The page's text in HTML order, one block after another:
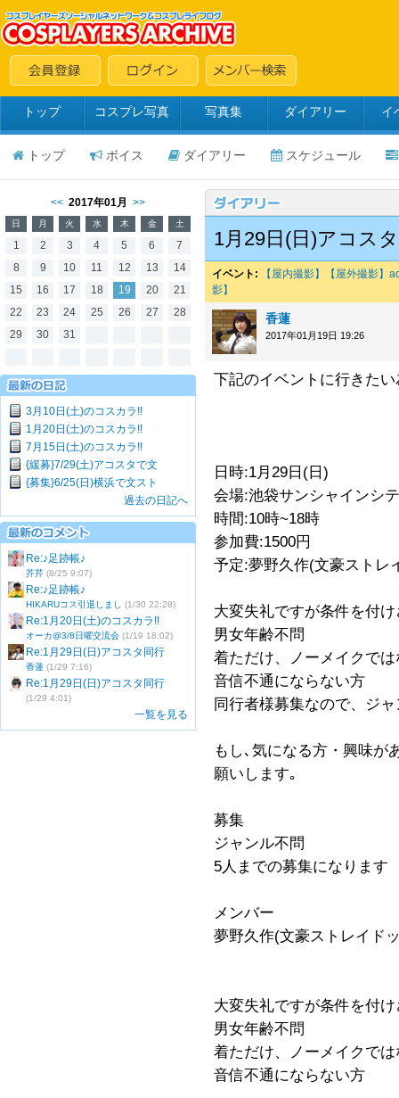
トップ コスプレ写真 写真集 ダイアリー イ
トップ ボイス ダイアリー スケジュール
<< 2017年01月 >>
日 月 火 水 木 金 土
1 2 3 4 5 6
7
8
9 10 11 12 13
14
15
16 17 18 19 20
21
22
23 24 25 26 27
28
29
30 31
3月10日(土)のコスカラ!!
1月20日(土)のコスカラ!!
7月15日(土)のコスカラ!!
{緩募}7/29(土)アコスタで文
{募集}6/25(日)横浜で文スト
過去の日記へ
Re:♪足跡帳♪
芥芹 (8/25 9:07)
Re:♪足跡帳♪
HIKARUコス引退しまし (1/30 22:28)
Re:1月20日(土)のコスカラ!!
オーカ@3/8日曜交流会 (1/19 18:02)
Re:1月29日(日)アコスタ同行
香蓮 (1/29 7:16)
Re:1月29日(日)アコスタ同行
(1/29 4:01)
一覧を見る
1月29日(日)アコス
イベント:
【屋内撮影】【屋外撮影】
影】
香蓮
2017年01月19日 19:26
下記のイベントに行きた
日時:1月29日(日)
会場:池袋サンシャインシ
時間:10時~18時
参加費:1500円
予定:夢野久作(文豪ストレ
大変失礼ですが条件を付
男女年齢不問
着ただけ、ノーメイクで
音信不通にならない方
同行者様募集なので、ジ
もし､気になる方・興味が
願いします｡
募集
ジャンル不問
5人までの募集になります
メンバー
夢野久作(文豪ストレイド
大変失礼ですが条件を付
男女年齢不問
着ただけ、ノーメイクで
音信不通にならない方